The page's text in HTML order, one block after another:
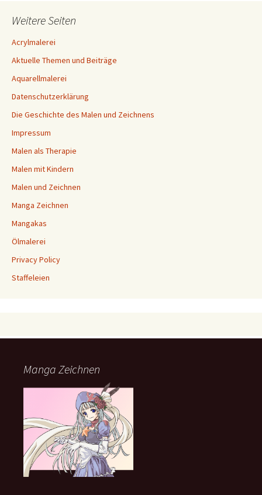
Weitere Seiten
Acrylmalerei
Aktuelle Themen und Beiträge
Aquarellmalerei
Datenschutzerklärung
Die Geschichte des Malen und Zeichnens
Impressum
Malen als Therapie
Malen mit Kindern
Malen und Zeichnen
Manga Zeichnen
Mangakas
Ölmalerei
Privacy Policy
Staffeleien
Manga Zeichnen